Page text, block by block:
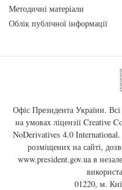
Методичні матеріали
Облік публічної інформації
Офіс Президента України.
на умовах ліцензії Creative
NoDerivatives 4.0 International.
розміщених на сайті,
www.president.gov.uaв
01220, м.